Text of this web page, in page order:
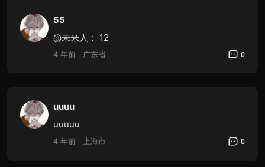
55
@未来人： 12
4 年前 广东省 0
uuuu
uuuuu
4 年前 上海市 0